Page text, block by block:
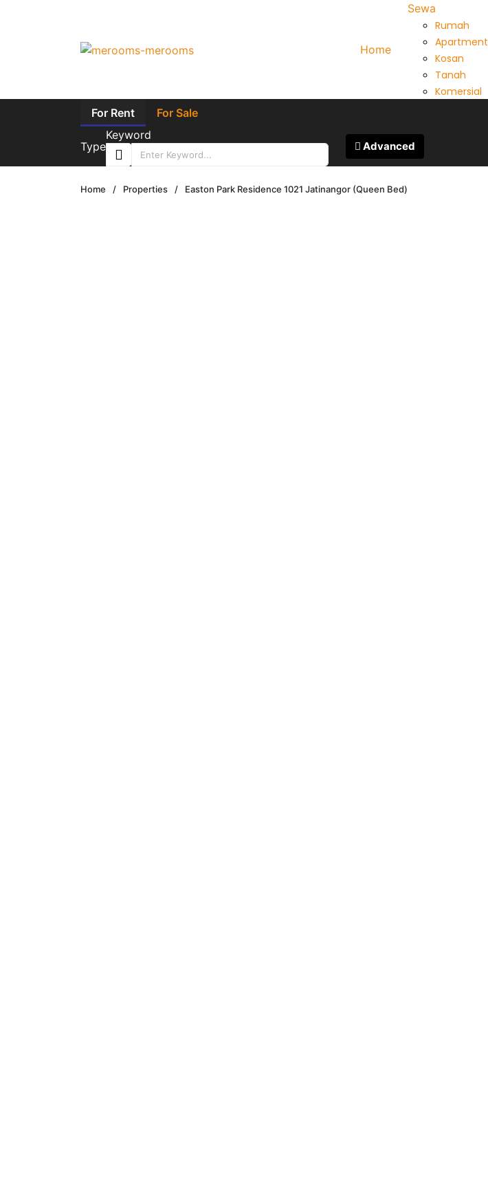
Home
Sewa
Rumah
Apartment
Kosan
Tanah
Komersial
For Rent For Sale
Type
Keyword
Advanced
Home / Properties / Easton Park Residence 1021 Jatinangor (Queen Bed)